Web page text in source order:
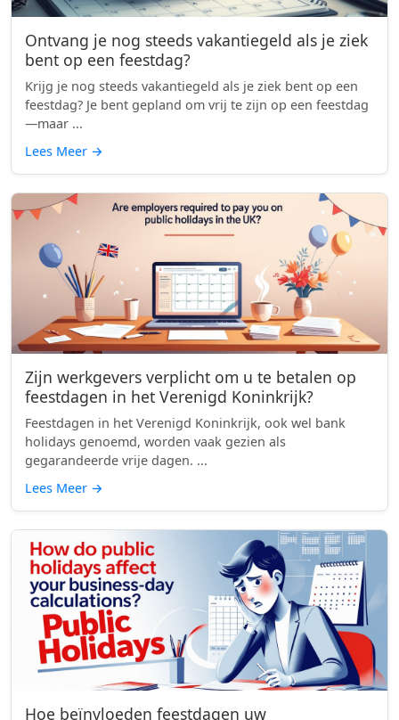
Ontvang je nog steeds vakantiegeld als je ziek
bent op een feestdag?
Krijg je nog steeds vakantiegeld als je ziek bent op een
feestdag? Je bent gepland om vrij te zijn op een feestdag
—maar ...
Lees Meer →
Zijn werkgevers verplicht om u te betalen op
feestdagen in het Verenigd Koninkrijk?
Feestdagen in het Verenigd Koninkrijk, ook wel bank
holidays genoemd, worden vaak gezien als
gegarandeerde vrije dagen. ...
Lees Meer →
Hoe beïnvloeden feestdagen uw